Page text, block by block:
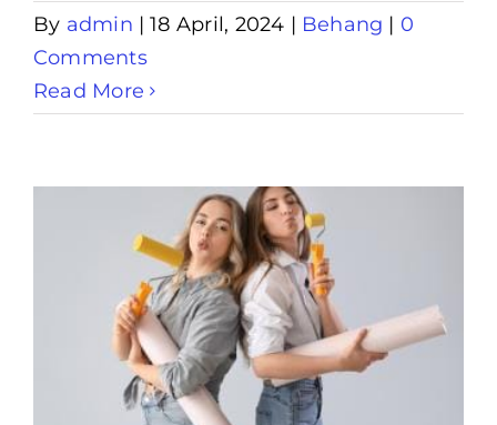
By admin | 18 April, 2024 | Behang | 0
Comments
Read More